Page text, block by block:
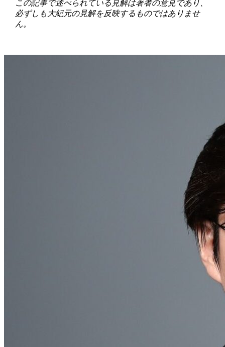
この記事で述べられている見解は著者の意見であり、
必ずしも大紀元の見解を反映するものではありませ
ん。